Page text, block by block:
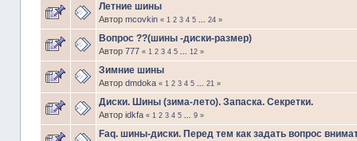
Летние шины
Автор mcovkin « 1 2 3 4 5 ... 24»
Вопрос ??(шины -диски-размер)
Автор 777 « 1 2 3 4 5 ... 12»
Зимние шины
Автор dmdoka « 1 2 3 4 5 ... 21»
Диски. Шины (зима-лето). Запаска. Секретки.
Автор idkfa « 1 2 3 4 5 ... 9»
Faq. шины-диски. Перед тем как задать вопрос